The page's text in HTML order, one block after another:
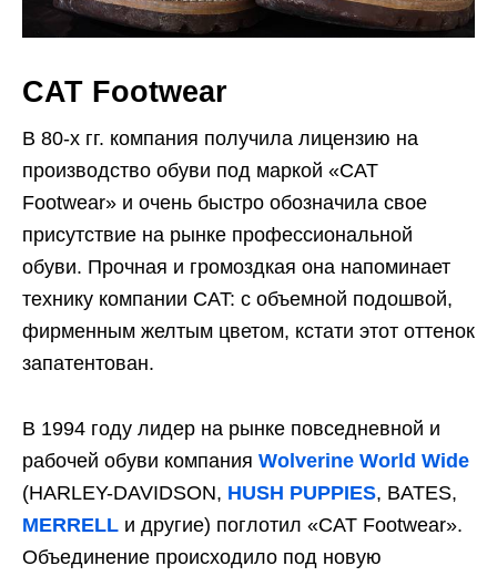
CAT Footwear
В 80-х гг. компания получила лицензию на
производство обуви под маркой «CAT
Footwear» и очень быстро обозначила свое
присутствие на рынке профессиональной
обуви. Прочная и громоздкая она напоминает
технику компании CAT: с объемной подошвой,
фирменным желтым цветом, кстати этот оттенок
запатентован.
В 1994 году лидер на рынке повседневной и
рабочей обуви компания Wolverine World Wide
(HARLEY-DAVIDSON, HUSH PUPPIES, BATES,
MERRELL и другие) поглотил «CAT Footwear».
Объединение происходило под новую